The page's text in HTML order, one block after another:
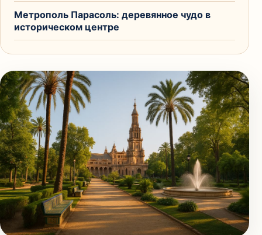
Метрополь Парасоль: деревянное чудо в
историческом центре